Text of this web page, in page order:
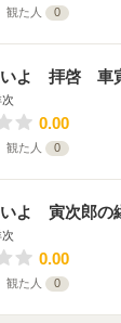
観た人 0
いよ 拝啓 車
0.00
観た人 0
いよ 寅次郎の
0.00
観た人 0